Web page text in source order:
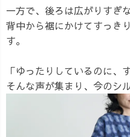
一方で、後ろは広がりすぎ
背中から裾にかけてすっき
す。
「ゆったりしているのに、
そんな声が集まり、今のシ